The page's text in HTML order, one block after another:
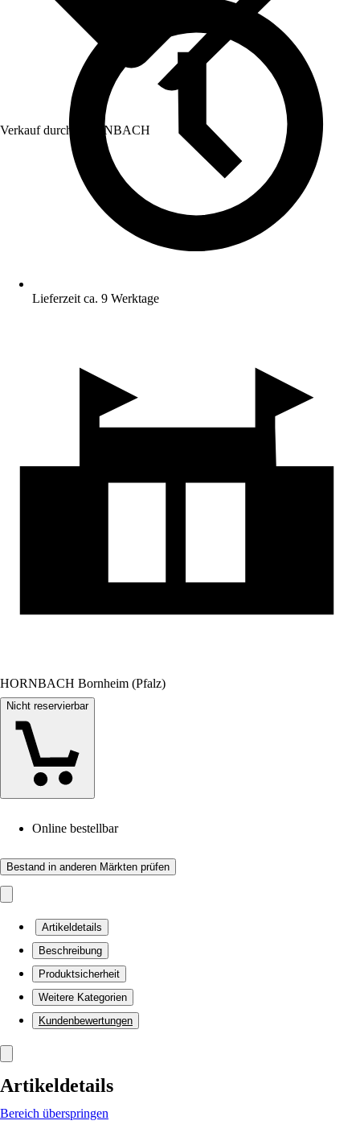
Verkauf durch: HORNBACH
Lieferzeit ca. 9 Werktage
HORNBACH Bornheim (Pfalz)
Nicht reservierbar
Online bestellbar
Bestand in anderen Märkten prüfen
Artikeldetails
Beschreibung
Produktsicherheit
Weitere Kategorien
Kundenbewertungen
Artikeldetails
Bereich überspringen